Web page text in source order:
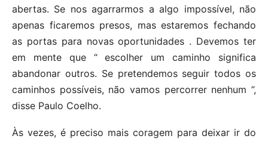
abertas. Se nos agarrarmos a algo impossível, não
apenas ficaremos presos, mas estaremos fechando
as portas para novas oportunidades . Devemos ter
em mente que “ escolher um caminho significa
abandonar outros. Se pretendemos seguir todos os
caminhos possíveis, não vamos percorrer nenhum ”,
disse Paulo Coelho.
Às vezes, é preciso mais coragem para deixar ir do